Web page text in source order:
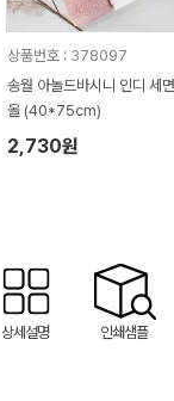
상품번호 : 378097
송월 아놀드바시니 인디 세
올 (40*75cm)
2,730원
상세설명 인쇄샘플